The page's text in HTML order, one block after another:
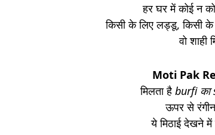
हर घर में कोई न
किसी के लिए लड्डू, किसी
वो शाही
Moti Pak
मिलता है burfi का
ऊपर से
ये मिठाई देखने